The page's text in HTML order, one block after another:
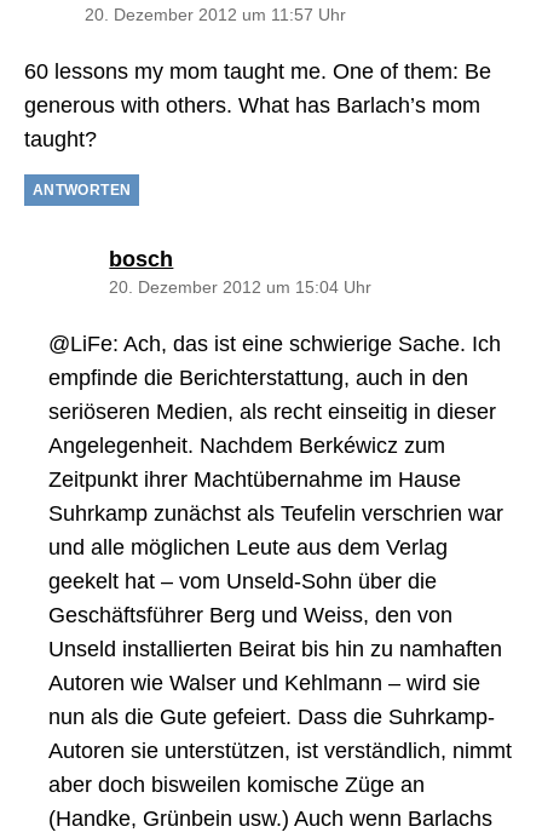
20. Dezember 2012 um 11:57 Uhr
60 lessons my mom taught me. One of them: Be
generous with others. What has Barlach’s mom
taught?
ANTWORTEN
bosch
20. Dezember 2012 um 15:04 Uhr
@LiFe: Ach, das ist eine schwierige Sache. Ich
empfinde die Berichterstattung, auch in den
seriöseren Medien, als recht einseitig in dieser
Angelegenheit. Nachdem Berkéwicz zum
Zeitpunkt ihrer Machtübernahme im Hause
Suhrkamp zunächst als Teufelin verschrien war
und alle möglichen Leute aus dem Verlag
geekelt hat – vom Unseld-Sohn über die
Geschäftsführer Berg und Weiss, den von
Unseld installierten Beirat bis hin zu namhaften
Autoren wie Walser und Kehlmann – wird sie
nun als die Gute gefeiert. Dass die Suhrkamp-
Autoren sie unterstützen, ist verständlich, nimmt
aber doch bisweilen komische Züge an
(Handke, Grünbein usw.) Auch wenn Barlachs